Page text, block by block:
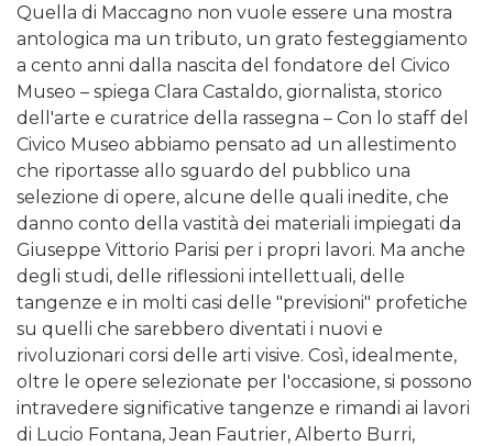
Quella di Maccagno non vuole essere una mostra
antologica ma un tributo, un grato festeggiamento
a cento anni dalla nascita del fondatore del Civico
Museo – spiega Clara Castaldo, giornalista, storico
dell'arte e curatrice della rassegna – Con lo staff del
Civico Museo abbiamo pensato ad un allestimento
che riportasse allo sguardo del pubblico una
selezione di opere, alcune delle quali inedite, che
danno conto della vastità dei materiali impiegati da
Giuseppe Vittorio Parisi per i propri lavori. Ma anche
degli studi, delle riflessioni intellettuali, delle
tangenze e in molti casi delle "previsioni" profetiche
su quelli che sarebbero diventati i nuovi e
rivoluzionari corsi delle arti visive. Così, idealmente,
oltre le opere selezionate per l'occasione, si possono
intravedere significative tangenze e rimandi ai lavori
di Lucio Fontana, Jean Fautrier, Alberto Burri,